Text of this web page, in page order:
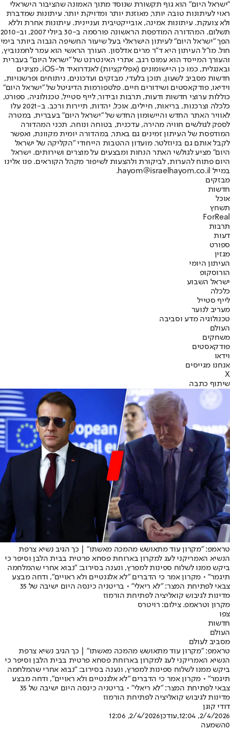
"ישראל היום" הוא גוף תקשורת שנוסד מתוך האמונה שהציבור הישראלי
ראוי לעיתונות טובה יותר, מאוזנת יותר ומדויקת יותר. עיתונות שמדברת
ולא צועקת. עיתונות אמינה, אובייקטיבית ועניינית. עיתונות אחרת וללא
תשלום. המהדורה המודפסת הראשונה פורסמה ב-30 ביולי 2007, וב-2010
הפך "ישראל היום" לעיתון הישראלי בעל שיעור החשיפה הגבוה ביותר בימי
חול. מו"ל העיתון היא ד"ר מרים אדלסון. העורך הראשי הוא עמר לחמנוביץ,
והעורך המייסד הוא עמוס רגב. אתרי האינטרנט של "ישראל היום" בעברית
ובאנגלית, כמו כן היישומונים (אפליקציות) לאנדרואיד ול-iOS, מציגים
חדשות מסביב לשעון, תוכן בלעדי, מבזקים ועדכונים, ניתוחים ופרשנויות,
וידיאו, פודקאסטים ושידורים חיים. פלטפורמות הדיגיטל של "ישראל היום"
כוללות ערוצי חדשות ודעות, תרבות ובידור, לייף סטייל, טכנולוגיה, ספורט,
כלכלה וצרכנות, בריאות, חיילים, אוכל, יהדות, תיירות ורכב. ב-2021 עלו
לאוויר האתר החדש והיישומון החדש של "ישראל היום" בעברית, במטרה
לספק לגולשים חוויה מהירה, עדכנית, בטוחה ונוחה. תכני המהדורה
המודפסת של העיתון זמינים גם באתר, במהדורה יומית מקוונת, ואפשר
לקבל אותם גם בניוזלטר. מועדון ההטבות הייחודי "הקליקה של ישראל
היום" מציע לגולשי האתר הנחות ומבצעים על מוצרים ושירותים. ישראל
היום פתוח להערות, לביקורת ולהצעות לשיפור מקהל הקוראים. פנו אלינו
במייל hayom@israelhayom.co.il.
מבזקים
חדשות
אוכל
תשחץ
ForReal
תרבות
דעות
ספורט
מגזין
העיתון היומי
הורוסקופ
ישראל השבוע
כלכלה
לייף סטייל
מעריב לנוער
טכנולוגיה מדע וסביבה
העולם
משחקים
פודקאסטים
וידאו
אנחנו מגייסים
X
שיתוף כתבה
טראמפ: "מקרון עוד מתאושש מהמכה מאשתו" | כך הגיב נשיא צרפת
הנשיא האמריקני לעג למקרון בארוחת פסחא פרטית בבית הלבן וסיפר כי
ביקש ממנו לשלוח ספינות למפרץ, ונענה בסירוב: ״נבוא אחרי שהמלחמה
תיגמר״ • מקרון אמר כי הדברים ״לא אלגנטיים ולא ראויים״, ודחה מבצע
צבאי לפתיחת המצר: ״לא ריאלי״ • בריטניה כינסה היום ישיבה של 35
מדינות לגיבוש קואליציה לפתיחת הורמוז
מקרון וטראמפ. צילום: רויטרס
צפו
חדשות
העולם
מסביב לעולם
טראמפ: "מקרון עוד מתאושש מהמכה מאשתו" | כך הגיב נשיא צרפת
הנשיא האמריקני לעג למקרון בארוחת פסחא פרטית בבית הלבן וסיפר כי
ביקש ממנו לשלוח ספינות למפרץ, ונענה בסירוב: ״נבוא אחרי שהמלחמה
תיגמר״ • מקרון אמר כי הדברים ״לא אלגנטיים ולא ראויים״, ודחה מבצע
צבאי לפתיחת המצר: ״לא ריאלי״ • בריטניה כינסה היום ישיבה של 35
מדינות לגיבוש קואליציה לפתיחת הורמוז
דודי קוגן
2/4/2026, 12:04
,עודכן2/4/2026, 12:06
0השמעה